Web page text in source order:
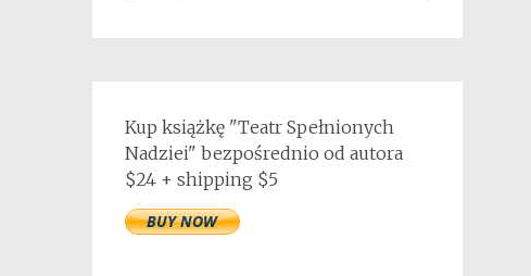
Kup książkę "Teatr Spełnionych
Nadziei" bezpośrednio od autora
$24 + shipping $5